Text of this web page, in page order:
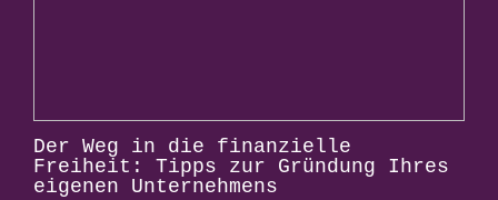
Der Weg in die finanzielle
Freiheit: Tipps zur Gründung Ihres
eigenen Unternehmens